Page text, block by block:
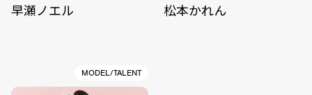
早瀬ノエル 松本かれん
MODEL/TALENT